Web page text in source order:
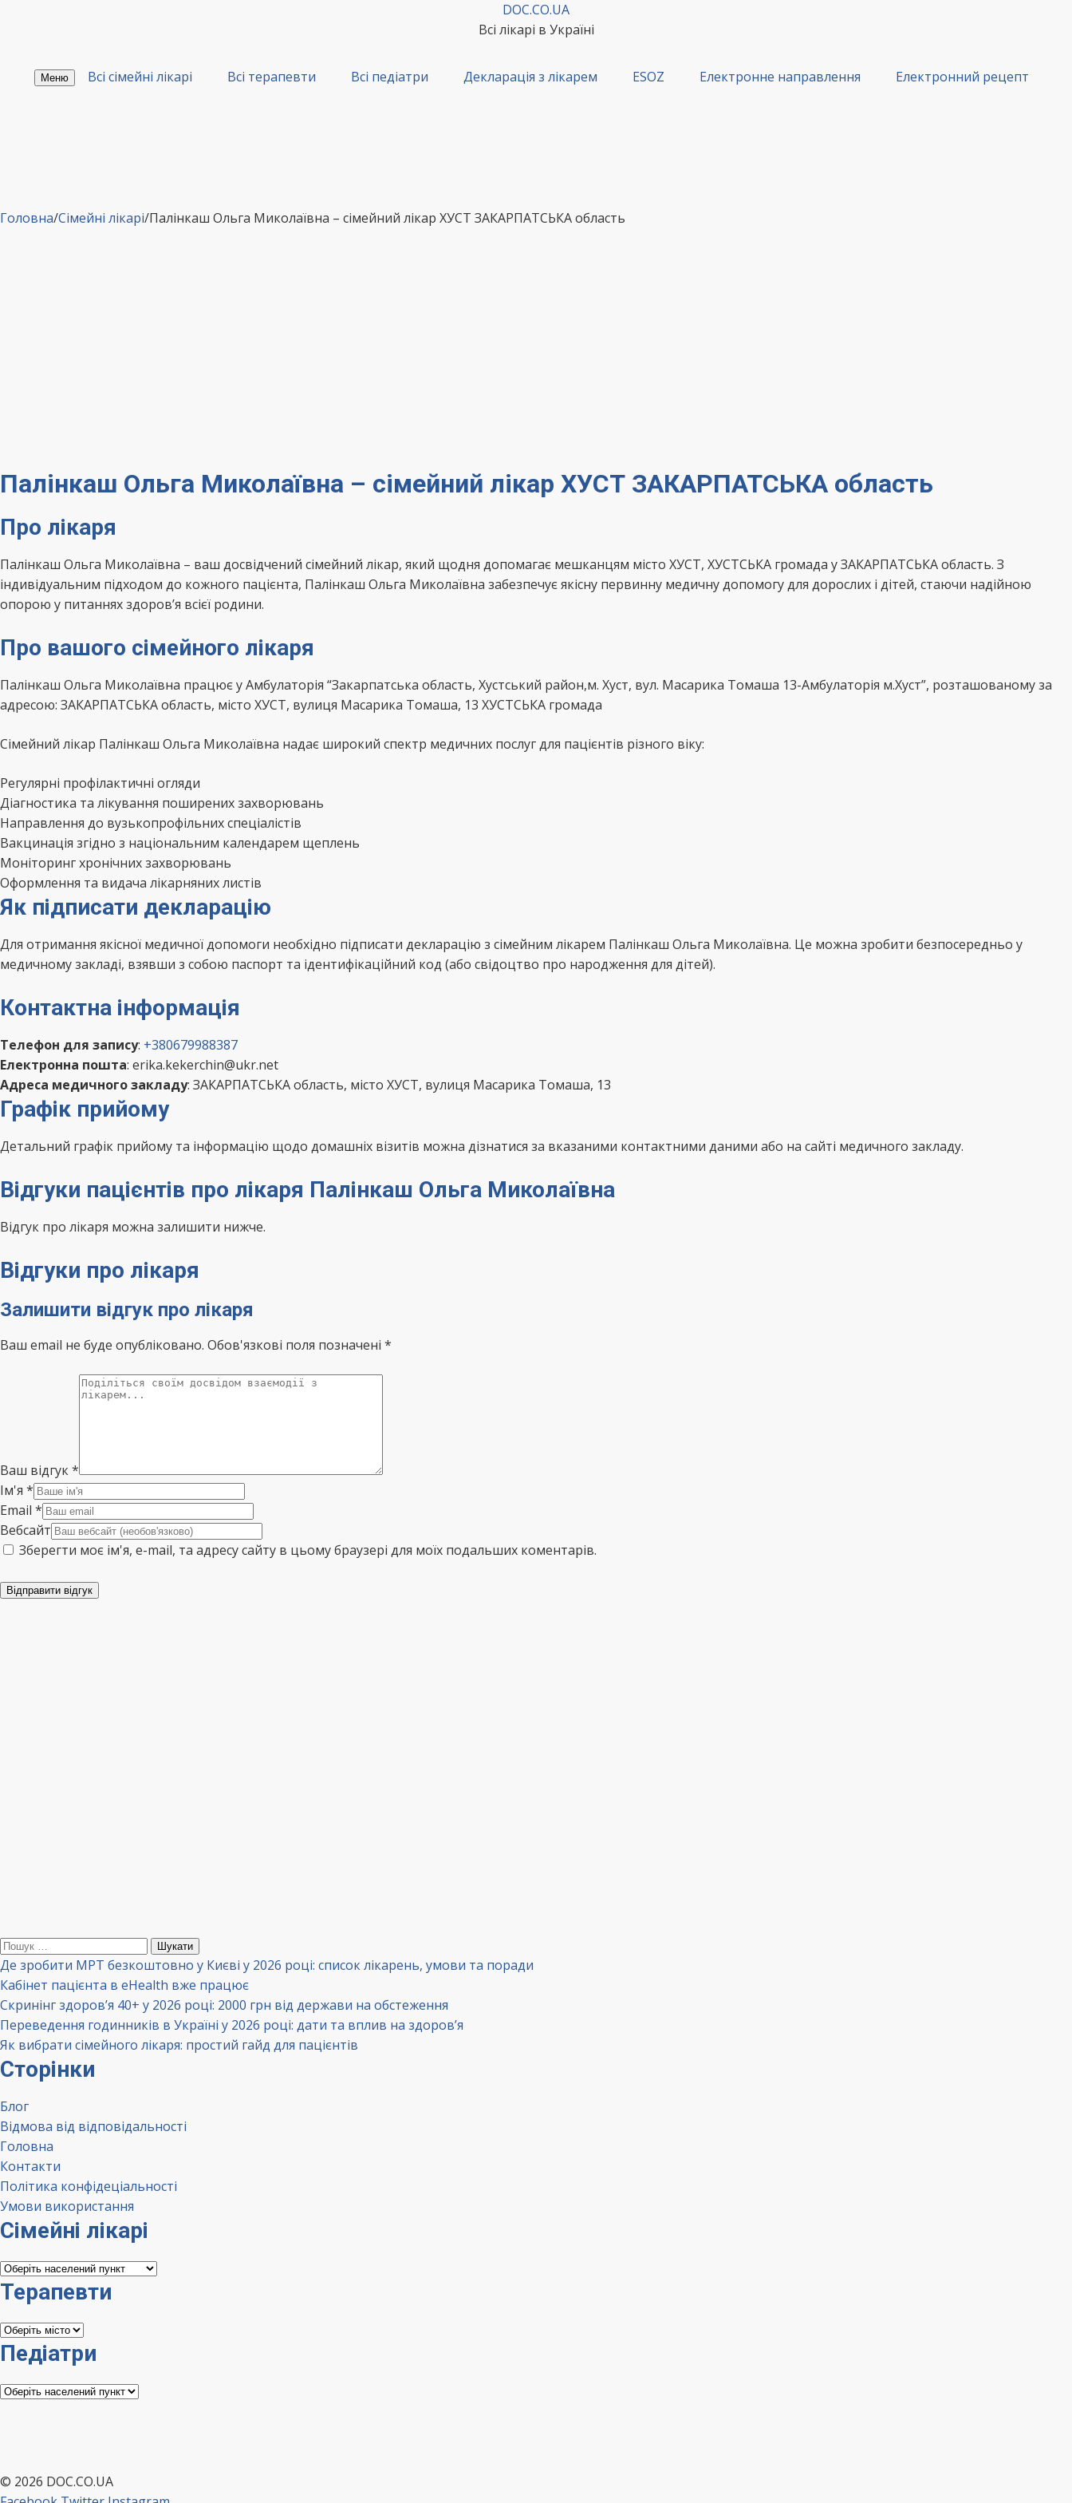
DOC.CO.UA
Всі лікарі в Україні
Меню Всі сімейні лікарі Всі терапевти Всі педіатри Декларація з лікарем ESOZ Електронне направлення Електронний рецепт
Головна/Сімейні лікарі/Палінкаш Ольга Миколаївна – сімейний лікар ХУСТ ЗАКАРПАТСЬКА область
Палінкаш Ольга Миколаївна – сімейний лікар ХУСТ ЗАКАРПАТСЬКА область
Про лікаря
Палінкаш Ольга Миколаївна – ваш досвідчений сімейний лікар, який щодня допомагає мешканцям місто ХУСТ, ХУСТСЬКА громада у ЗАКАРПАТСЬКА область. З
індивідуальним підходом до кожного пацієнта, Палінкаш Ольга Миколаївна забезпечує якісну первинну медичну допомогу для дорослих і дітей, стаючи надійною
опорою у питаннях здоров’я всієї родини.
Про вашого сімейного лікаря
Палінкаш Ольга Миколаївна працює у Амбулаторія “Закарпатська область, Хустський район,м. Хуст, вул. Масарика Томаша 13-Амбулаторія м.Хуст”, розташованому за
адресою: ЗАКАРПАТСЬКА область, місто ХУСТ, вулиця Масарика Томаша, 13 ХУСТСЬКА громада
Сімейний лікар Палінкаш Ольга Миколаївна надає широкий спектр медичних послуг для пацієнтів різного віку:
Регулярні профілактичні огляди
Діагностика та лікування поширених захворювань
Направлення до вузькопрофільних спеціалістів
Вакцинація згідно з національним календарем щеплень
Моніторинг хронічних захворювань
Оформлення та видача лікарняних листів
Як підписати декларацію
Для отримання якісної медичної допомоги необхідно підписати декларацію з сімейним лікарем Палінкаш Ольга Миколаївна. Це можна зробити безпосередньо у
медичному закладі, взявши з собою паспорт та ідентифікаційний код (або свідоцтво про народження для дітей).
Контактна інформація
Телефон для запису: +380679988387
Електронна пошта: erika.kekerchin@ukr.net
Адреса медичного закладу: ЗАКАРПАТСЬКА область, місто ХУСТ, вулиця Масарика Томаша, 13
Графік прийому
Детальний графік прийому та інформацію щодо домашніх візитів можна дізнатися за вказаними контактними даними або на сайті медичного закладу.
Відгуки пацієнтів про лікаря Палінкаш Ольга Миколаївна
Відгук про лікаря можна залишити нижче.
Відгуки про лікаря
Залишити відгук про лікаря
Ваш email не буде опубліковано. Обов'язкові поля позначені *
Ваш відгук*
Ім'я *
Email *
Вебсайт
Зберегти моє ім'я, e-mail, та адресу сайту в цьому браузері для моїх подальших коментарів.
Відправити відгук
Пошук:
Де зробити МРТ безкоштовно у Києві у 2026 році: список лікарень, умови та поради
Кабінет пацієнта в eHealth вже працює
Скринінг здоров’я 40+ у 2026 році: 2000 грн від держави на обстеження
Переведення годинників в Україні у 2026 році: дати та вплив на здоров’я
Як вибрати сімейного лікаря: простий гайд для пацієнтів
Сторінки
Блог
Відмова від відповідальності
Головна
Контакти
Політика конфідеціальності
Умови використання
Сімейні лікарі
Сімейні
лікарі
Терапевти
Терапевти
Педіатри
Педіатри
© 2026 DOC.CO.UA